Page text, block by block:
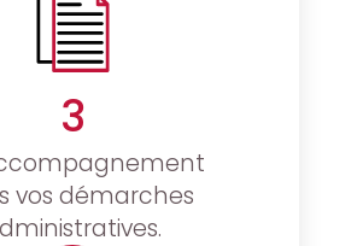
3
vos démarches